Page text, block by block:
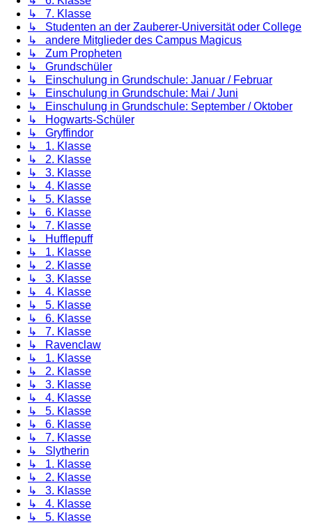
↳ 7. Klasse
↳ Studenten an der Zauberer-Universität oder College
↳ andere Mitglieder des Campus Magicus
↳ Zum Propheten
↳ Grundschüler
↳ Einschulung in Grundschule: Januar / Februar
↳ Einschulung in Grundschule: Mai / Juni
↳ Einschulung in Grundschule: September / Oktober
↳ Hogwarts-Schüler
↳ Gryffindor
↳ 1. Klasse
↳ 2. Klasse
↳ 3. Klasse
↳ 4. Klasse
↳ 5. Klasse
↳ 6. Klasse
↳ 7. Klasse
↳ Hufflepuff
↳ 1. Klasse
↳ 2. Klasse
↳ 3. Klasse
↳ 4. Klasse
↳ 5. Klasse
↳ 6. Klasse
↳ 7. Klasse
↳ Ravenclaw
↳ 1. Klasse
↳ 2. Klasse
↳ 3. Klasse
↳ 4. Klasse
↳ 5. Klasse
↳ 6. Klasse
↳ 7. Klasse
↳ Slytherin
↳ 1. Klasse
↳ 2. Klasse
↳ 3. Klasse
↳ 4. Klasse
↳ 5. Klasse